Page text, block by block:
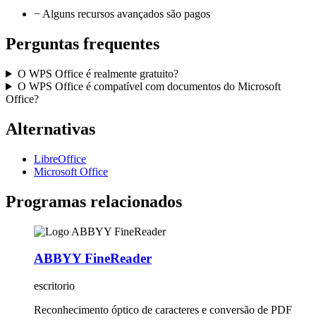
− Alguns recursos avançados são pagos
Perguntas frequentes
O WPS Office é realmente gratuito?
O WPS Office é compatível com documentos do Microsoft
Office?
Alternativas
LibreOffice
Microsoft Office
Programas relacionados
ABBYY FineReader
escritorio
Reconhecimento óptico de caracteres e conversão de PDF